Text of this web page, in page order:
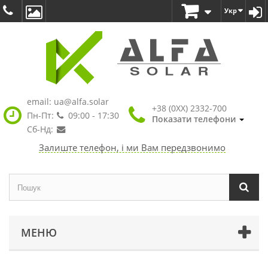
Укр
email: ua@alfa.solar
Пн-Пт:
09:00 - 17:30
Сб-Нд:
+38 (0XX) 2332-700
Показати телефони
Залиште телефон, і ми Вам передзвонимо
МЕНЮ